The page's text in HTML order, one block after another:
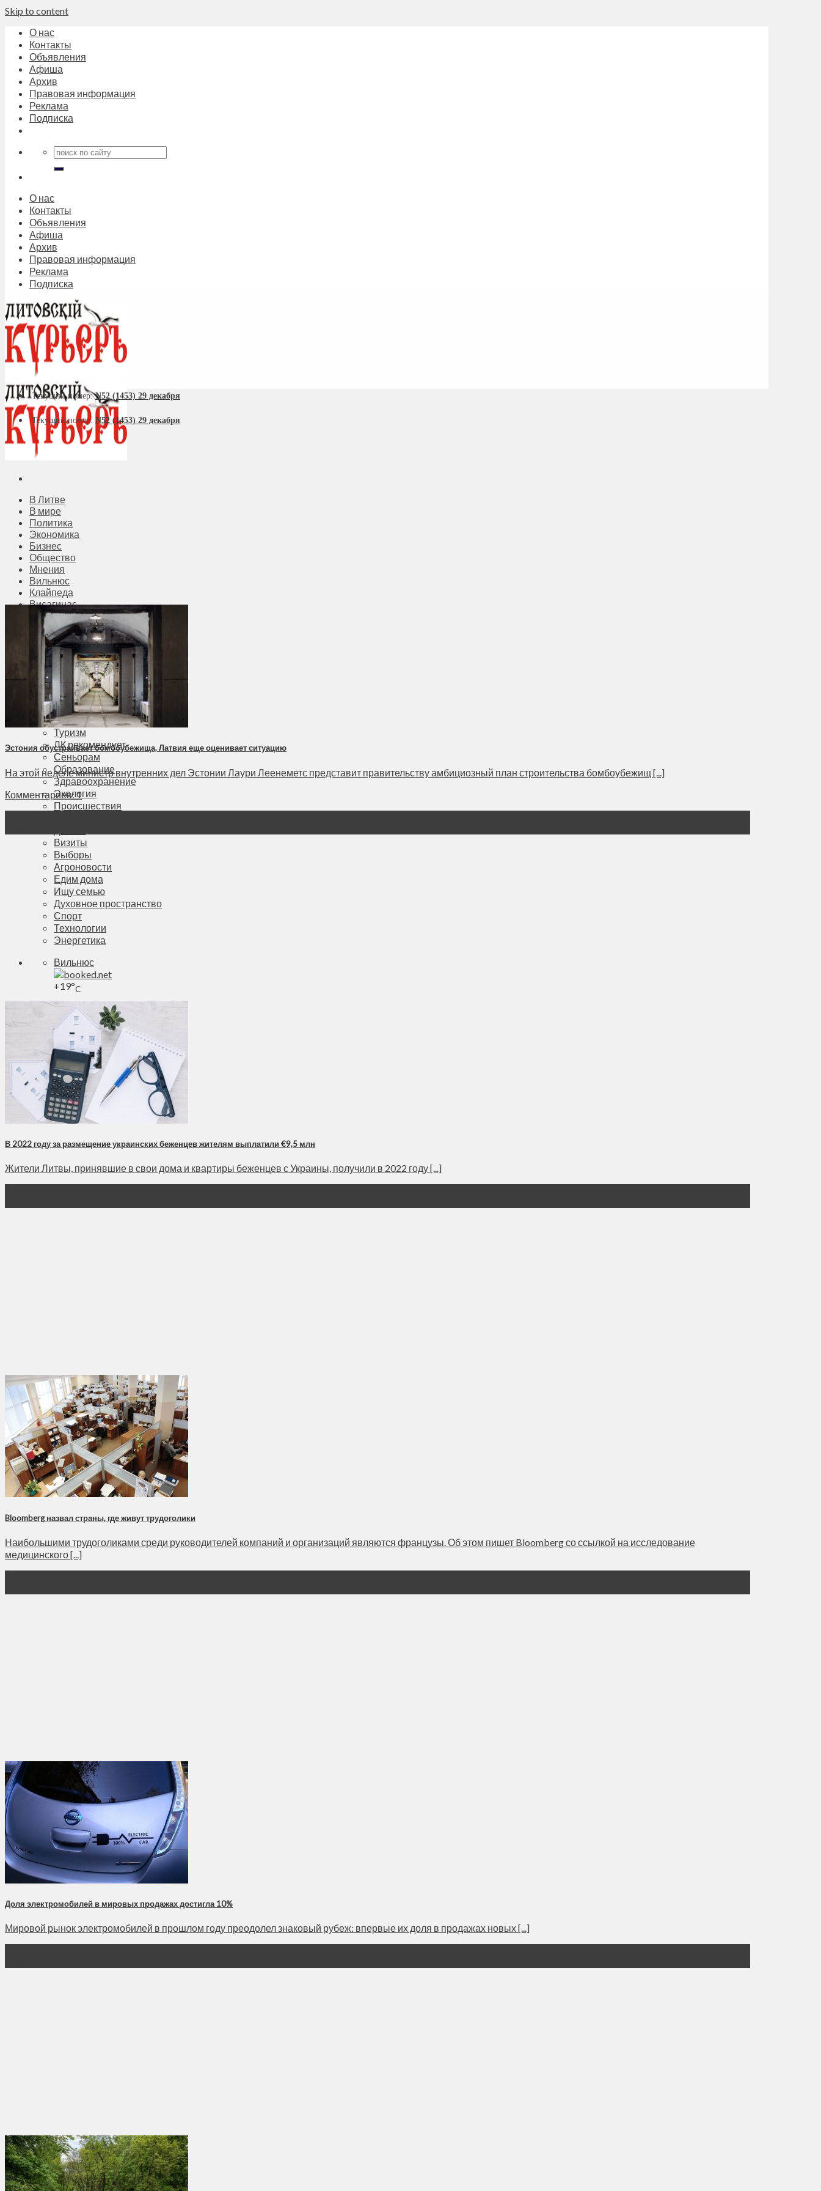
Skip to content
О нас
Контакты
Объявления
Афиша
Архив
Правовая информация
Реклама
Подписка
О нас
Контакты
Объявления
Афиша
Архив
Правовая информация
Реклама
Подписка
В Литве
В мире
Политика
Экономика
Бизнес
Общество
Мнения
Вильнюс
Клайпеда
Висагинас
Регионы
Соседи
Транспорт
Выбор читателей
Калейдоскоп
Армия
Сейм Литвы
Культура
Больше
Фоторепортаж
Туризм
ЛК рекомендует
Сеньорам
Образование
Здравоохранение
Экология
Происшествия
Визиты
Выборы
Агроновости
Едим дома
Ищу семью
Духовное пространство
Спорт
Технологии
Энергетика
Вильнюс
+19°C
Макс.: +
20°
Мин.:
12°
Сб, 08.08.2026
Текущий номер:N52 (1453) 29 декабря
Текущий номер: N52 (1453) 29 декабря
Эстония обустраивает бомбоубежища, Латвия еще оценивает ситуацию
На этой неделе министр внутренних дел Эстонии Лаури Леенеметс представит правительству амбициозный план строительства бомбоубежищ [...]
Комментариев: 1
В 2022 году за размещение украинских беженцев жителям выплатили €9,5 млн
Жители Литвы, принявшие в свои дома и квартиры беженцев с Украины, получили в 2022 году [...]
Bloomberg назвал страны, где живут трудоголики
Наибольшими трудоголиками среди руководителей компаний и организаций являются французы. Об этом пишет Bloomberg со ссылкой на исследование
медицинского [...]
Доля электромобилей в мировых продажах достигла 10%
Мировой рынок электромобилей в прошлом году преодолел знаковый рубеж: впервые их доля в продажах новых [...]